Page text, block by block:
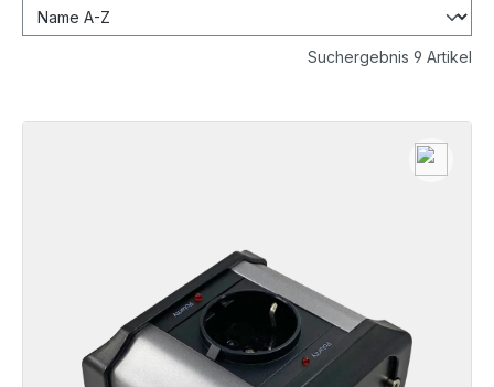
Suchergebnis 9 Artikel